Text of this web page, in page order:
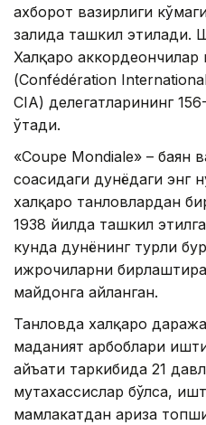
ахборот вазирлиги
залида ташкил этилади.
Халқаро
(Confédération
CIA) делегатларининг
ўтади.
«Coupe Mondiale» – баян
соҳасидаги дунёдаги энг
халқаро танловлардан
1938 йилда ташкил
кунда дунёнинг турли
ижрочиларни
майдонга айланган.
Танловда халқаро
маданият арбоблари
ҳайъати таркибида 21
мутахассислар бўлса,
мамлакатдан ариза